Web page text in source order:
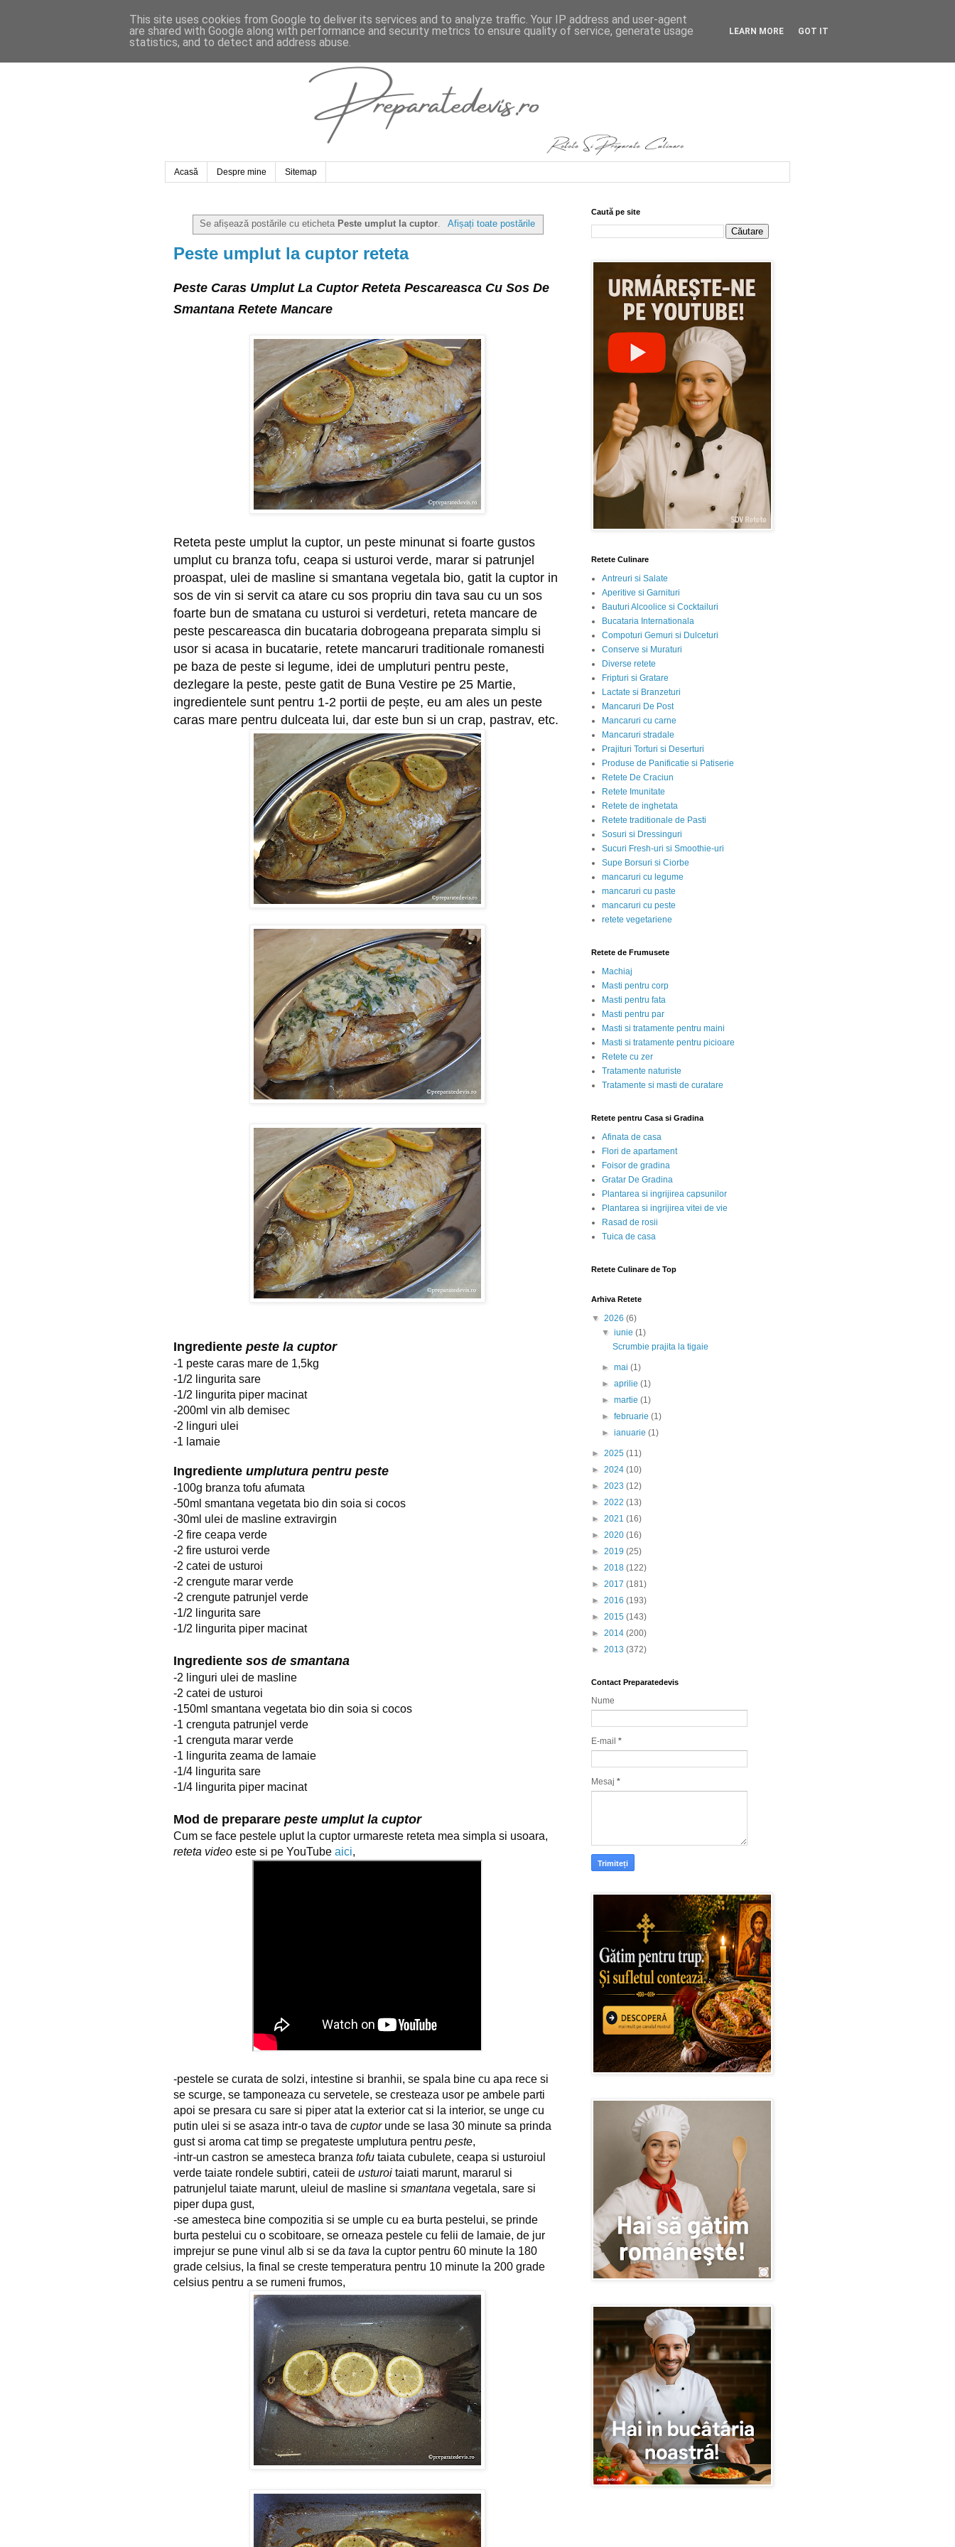
Acasă Despre mine Sitemap
Se afișează postările cu eticheta Peste umplut la cuptor. Afișați toate postările
Peste umplut la cuptor reteta
Peste Caras Umplut La Cuptor Reteta Pescareasca Cu Sos De
Smantana Retete Mancare
Reteta peste umplut la cuptor, un peste minunat si foarte gustos
umplut cu branza tofu, ceapa si usturoi verde, marar si patrunjel
proaspat, ulei de masline si smantana vegetala bio, gatit la cuptor in
sos de vin si servit ca atare cu sos propriu din tava sau cu un sos
foarte bun de smatana cu usturoi si verdeturi, reteta mancare de
peste pescareasca din bucataria dobrogeana preparata simplu si
usor si acasa in bucatarie, retete mancaruri traditionale romanesti
pe baza de peste si legume, idei de umpluturi pentru peste,
dezlegare la peste, peste gatit de Buna Vestire pe 25 Martie,
ingredientele sunt pentru 1-2 portii de pește, eu am ales un peste
caras mare pentru dulceata lui, dar este bun si un crap, pastrav, etc.
Ingrediente peste la cuptor
-1 peste caras mare de 1,5kg
-1/2 lingurita sare
-1/2 lingurita piper macinat
-200ml vin alb demisec
-2 linguri ulei
-1 lamaie
Ingrediente umplutura pentru peste
-100g branza tofu afumata
-50ml smantana vegetata bio din soia si cocos
-30ml ulei de masline extravirgin
-2 fire ceapa verde
-2 fire usturoi verde
-2 catei de usturoi
-2 crengute marar verde
-2 crengute patrunjel verde
-1/2 lingurita sare
-1/2 lingurita piper macinat
Ingrediente sos de smantana
-2 linguri ulei de masline
-2 catei de usturoi
-150ml smantana vegetata bio din soia si cocos
-1 crenguta patrunjel verde
-1 crenguta marar verde
-1 lingurita zeama de lamaie
-1/4 lingurita sare
-1/4 lingurita piper macinat
Mod de preparare peste umplut la cuptor
reteta video este si pe YouTube aici,
-pestele se curata de solzi, intestine si branhii, se spala bine cu apa rece si
se scurge, se tamponeaza cu servetele, se cresteaza usor pe ambele parti
apoi se presara cu sare si piper atat la exterior cat si la interior, se unge cu
putin ulei si se asaza intr-o tava de cuptor unde se lasa 30 minute sa prinda
gust si aroma cat timp se pregateste umplutura pentru peste,
-intr-un castron se amesteca branza tofu taiata cubulete, ceapa si usturoiul
verde taiate rondele subtiri, cateii de usturoi taiati marunt, mararul si
patrunjelul taiate marunt, uleiul de masline si smantana vegetala, sare si
piper dupa gust,
-se amesteca bine compozitia si se umple cu ea burta pestelui, se prinde
burta pestelui cu o scobitoare, se orneaza pestele cu felii de lamaie, de jur
imprejur se pune vinul alb si se da tava la cuptor pentru 60 minute la 180
grade celsius, la final se creste temperatura pentru 10 minute la 200 grade
celsius pentru a se rumeni frumos,
Caută pe site
Retete Culinare
Antreuri si Salate
Aperitive si Garnituri
Bauturi Alcoolice si Cocktailuri
Bucataria Internationala
Compoturi Gemuri si Dulceturi
Conserve si Muraturi
Diverse retete
Fripturi si Gratare
Lactate si Branzeturi
Mancaruri De Post
Mancaruri cu carne
Mancaruri stradale
Prajituri Torturi si Deserturi
Produse de Panificatie si Patiserie
Retete De Craciun
Retete Imunitate
Retete de inghetata
Retete traditionale de Pasti
Sosuri si Dressinguri
Sucuri Fresh-uri si Smoothie-uri
Supe Borsuri si Ciorbe
mancaruri cu legume
mancaruri cu paste
mancaruri cu peste
retete vegetariene
Retete de Frumusete
Machiaj
Masti pentru corp
Masti pentru fata
Masti pentru par
Masti si tratamente pentru maini
Masti si tratamente pentru picioare
Retete cu zer
Tratamente naturiste
Tratamente si masti de curatare
Retete pentru Casa si Gradina
Afinata de casa
Flori de apartament
Foisor de gradina
Gratar De Gradina
Plantarea si ingrijirea capsunilor
Plantarea si ingrijirea vitei de vie
Rasad de rosii
Tuica de casa
Retete Culinare de Top
Arhiva Retete
▼ 2026 (6)
▼iunie(1)
Scrumbie prajita la tigaie
►mai(1)
►aprilie(1)
►martie(1)
►februarie(1)
►ianuarie(1)
► 2025 (11)
► 2024 (10)
► 2023 (12)
► 2022 (13)
► 2021 (16)
► 2020 (16)
► 2019 (25)
► 2018 (122)
► 2017 (181)
► 2016 (193)
► 2015 (143)
► 2014 (200)
► 2013 (372)
Contact Preparatedevis
Nume
E-mail *
Mesaj *
This site uses cookies from Google to deliver its services and to analyze traffic. Your IP address and user-agent
are shared with Google along with performance and security metrics to ensure quality of service, generate usage
statistics, and to detect and address abuse.
LEARN MORE GOT IT